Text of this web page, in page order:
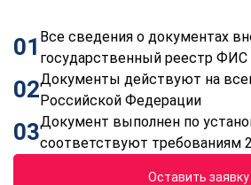
01 Все сведения о документах
государственный реестр
02Документы действуют на
Российской Федерации
03Документ выполнен по
соответствуют требованиям
Оставить заявку